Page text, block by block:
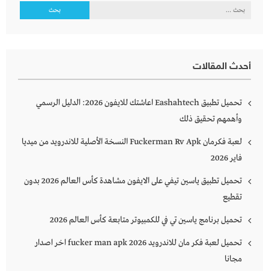
البحث
أحدث المقالات
تحميل تطبيق Eashahtech اعاشتك للايفون 2026: الدليل الرسمي
وأهمهم تحقيق ذلك
لعبة فكرمان Fuckerman Rv Apk النسخة الأصلية للاندرويد من ميديا
فاير 2026
تحميل تطبيق ياسين تيفي على الايفون مشاهدة كأس العالم 2026 بدون
تقطيع
تحميل برنامج ياسين تي في للكمبيوتر متابعة كأس العالم 2026
تحميل لعبة فكر مان للاندرويد 2026 fucker man apk اخر اصدار
مجانا